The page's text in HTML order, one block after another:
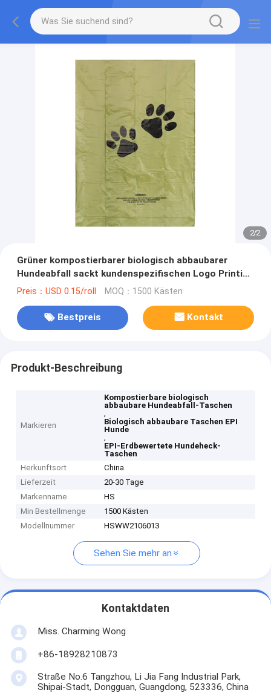
2/2
Grüner kompostierbarer biologisch abbaubarer
Hundeabfall sackt kundenspezifischen Logo Printing
ein
Preis：USD 0.15/roll MOQ：1500 Kästen
Bestpreis Kontakt
Produkt-Beschreibung
Markieren
Kompostierbare biologisch
abbaubare Hundeabfall-Taschen
,
Biologisch abbaubare Taschen EPI
Hunde
,
EPI-Erdbewertete Hundeheck-
Taschen
Herkunftsort
China
Lieferzeit
20-30 Tage
Markenname
HS
Min Bestellmenge
1500 Kästen
Modellnummer
HSWW2106013
Sehen Sie mehr an
Kontaktdaten
Miss. Charming Wong
+86-18928210873
Straße No.6 Tangzhou, Li Jia Fang Industrial Park,
Shipai-Stadt, Dongguan, Guangdong, 523336, China